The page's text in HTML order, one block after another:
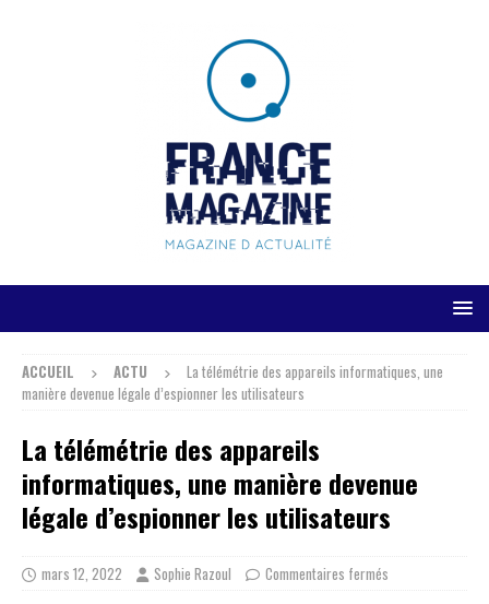
ACCUEIL ACTU
La télémétrie des appareils informatiques, une
manière devenue légale d’espionner les utilisateurs
La télémétrie des appareils
informatiques, une manière devenue
légale d’espionner les utilisateurs
mars 12, 2022 Sophie Razoul Commentaires fermés